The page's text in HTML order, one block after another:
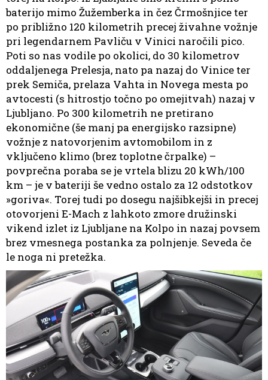
baterijo mimo Žužemberka in čez Črmošnjice ter
po približno 120 kilometrih precej živahne vožnje
pri legendarnem Pavliču v Vinici naročili pico.
Poti so nas vodile po okolici, do 30 kilometrov
oddaljenega Prelesja, nato pa nazaj do Vinice ter
prek Semiča, prelaza Vahta in Novega mesta po
avtocesti (s hitrostjo točno po omejitvah) nazaj v
Ljubljano. Po 300 kilometrih ne pretirano
ekonomične (še manj pa energijsko razsipne)
vožnje z natovorjenim avtomobilom in z
vključeno klimo (brez toplotne črpalke) –
povprečna poraba se je vrtela blizu 20 kWh/100
km – je v bateriji še vedno ostalo za 12 odstotkov
»goriva«. Torej tudi po dosegu najšibkejši in precej
otovorjeni E-Mach z lahkoto zmore družinski
vikend izlet iz Ljubljane na Kolpo in nazaj povsem
brez vmesnega postanka za polnjenje. Seveda če
le noga ni pretežka.